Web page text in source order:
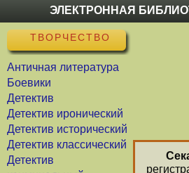
ЭЛЕКТРОННАЯ
ТВОРЧЕСТВО
Античная литература
Боевики
Детектив
Детектив иронический
Детектив исторический
Детектив классический
Детектив